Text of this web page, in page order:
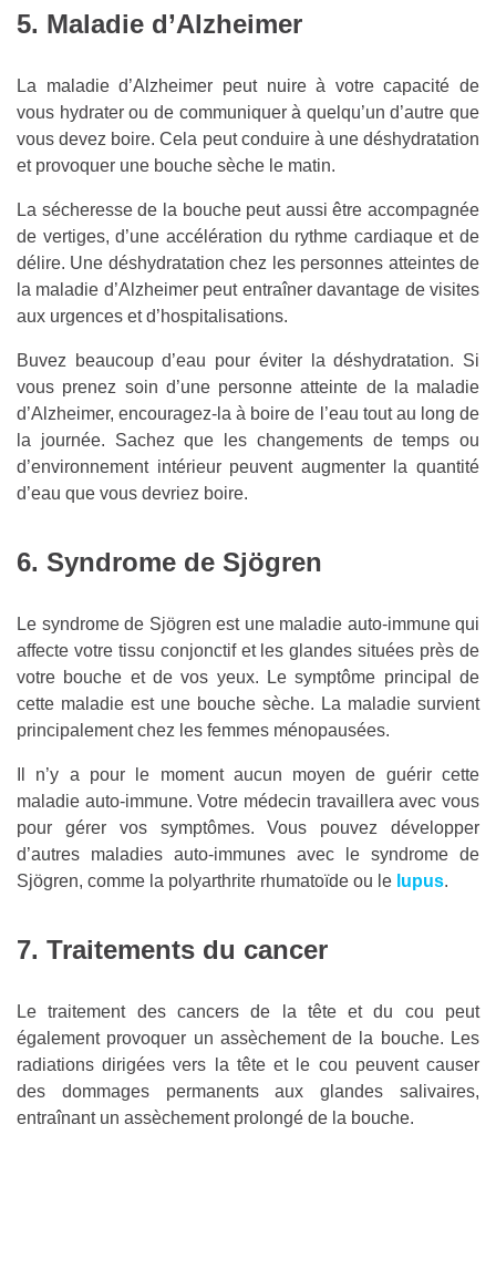
5. Maladie d’Alzheimer
La maladie d’Alzheimer peut nuire à votre capacité de
vous hydrater ou de communiquer à quelqu’un d’autre que
vous devez boire. Cela peut conduire à une déshydratation
et provoquer une bouche sèche le matin.
La sécheresse de la bouche peut aussi être accompagnée
de vertiges, d’une accélération du rythme cardiaque et de
délire. Une déshydratation chez les personnes atteintes de
la maladie d’Alzheimer peut entraîner davantage de visites
aux urgences et d’hospitalisations.
Buvez beaucoup d’eau pour éviter la déshydratation. Si
vous prenez soin d’une personne atteinte de la maladie
d’Alzheimer, encouragez-la à boire de l’eau tout au long de
la journée. Sachez que les changements de temps ou
d’environnement intérieur peuvent augmenter la quantité
d’eau que vous devriez boire.
6. Syndrome de Sjögren
Le syndrome de Sjögren est une maladie auto-immune qui
affecte votre tissu conjonctif et les glandes situées près de
votre bouche et de vos yeux. Le symptôme principal de
cette maladie est une bouche sèche. La maladie survient
principalement chez les femmes ménopausées.
Il n’y a pour le moment aucun moyen de guérir cette
maladie auto-immune. Votre médecin travaillera avec vous
pour gérer vos symptômes. Vous pouvez développer
d’autres maladies auto-immunes avec le syndrome de
Sjögren, comme la polyarthrite rhumatoïde ou le lupus.
7. Traitements du cancer
Le traitement des cancers de la tête et du cou peut
également provoquer un assèchement de la bouche. Les
radiations dirigées vers la tête et le cou peuvent causer
des dommages permanents aux glandes salivaires,
entraînant un assèchement prolongé de la bouche.